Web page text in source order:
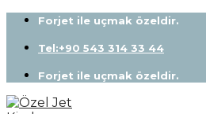
Skip
content
Forjet ile uçmak özeldir.
Tel:+90 543 314 33 44
Forjet ile uçmak özeldir.